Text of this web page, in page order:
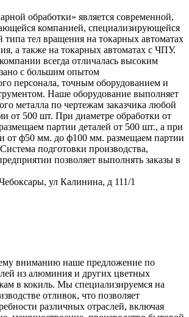
обработки» является современной,
компанией, специализирующейся
типа тел вращения на токарных автоматах
а также на токарных автоматах с ЧПУ.
всегда отличалась высоким
с большим опытом
персонала, точным оборудованием и
Наше оборудование выполняет
металла по чертежам заказчика любой
от 500 шт. При диаметре обработки от
партии деталей от 500 шт., а при
от ф50 мм. до ф100 мм. размещаем партии
подготовки производства,
позволяет выполнять заказы в
ул Калинина, д 111/1
вниманию наше предложение по
из алюминия и других цветных
в кокиль. Мы специализируемся на
отливок, что позволяет
различных отраслей, включая